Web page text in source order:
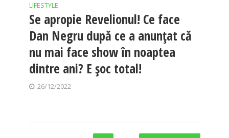
LIFESTYLE
Se apropie Revelionul! Ce face
Dan Negru după ce a anunțat că
nu mai face show în noaptea
dintre ani? E șoc total!
26/12/2022